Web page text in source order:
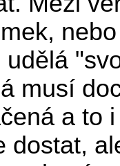
udělá
musí
a to
dostat,